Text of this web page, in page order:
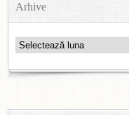
Arhive
Arhive